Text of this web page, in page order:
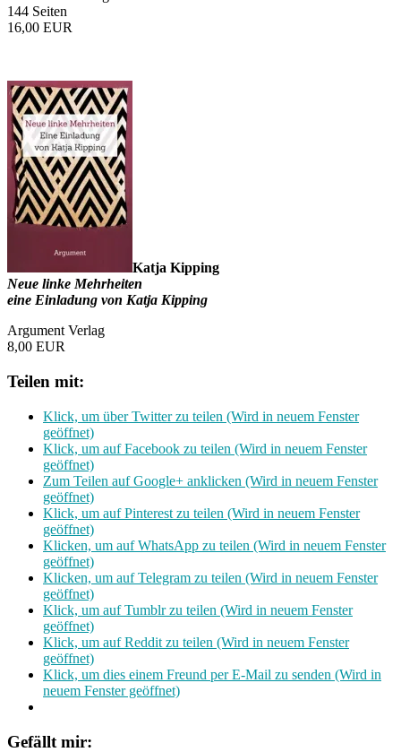
144 Seiten
16,00 EUR
Katja Kipping
Neue linke Mehrheiten
eine Einladung von Katja Kipping
Argument Verlag
8,00 EUR
Teilen mit:
Klick, um über Twitter zu teilen (Wird in neuem Fenster
geöffnet)
Klick, um auf Facebook zu teilen (Wird in neuem Fenster
geöffnet)
Zum Teilen auf Google+ anklicken (Wird in neuem Fenster
geöffnet)
Klick, um auf Pinterest zu teilen (Wird in neuem Fenster
geöffnet)
Klicken, um auf WhatsApp zu teilen (Wird in neuem Fenster
geöffnet)
Klicken, um auf Telegram zu teilen (Wird in neuem Fenster
geöffnet)
Klick, um auf Tumblr zu teilen (Wird in neuem Fenster
geöffnet)
Klick, um auf Reddit zu teilen (Wird in neuem Fenster
geöffnet)
Klick, um dies einem Freund per E-Mail zu senden (Wird in
neuem Fenster geöffnet)
Gefällt mir: